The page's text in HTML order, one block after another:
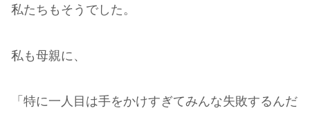
私たちもそうでした。
私も母親に、
「特に一人目は手をかけすぎてみんな失敗するんだ